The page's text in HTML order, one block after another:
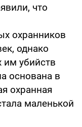
что
охранников
однако
убийств
основана в
охранная
маленькой